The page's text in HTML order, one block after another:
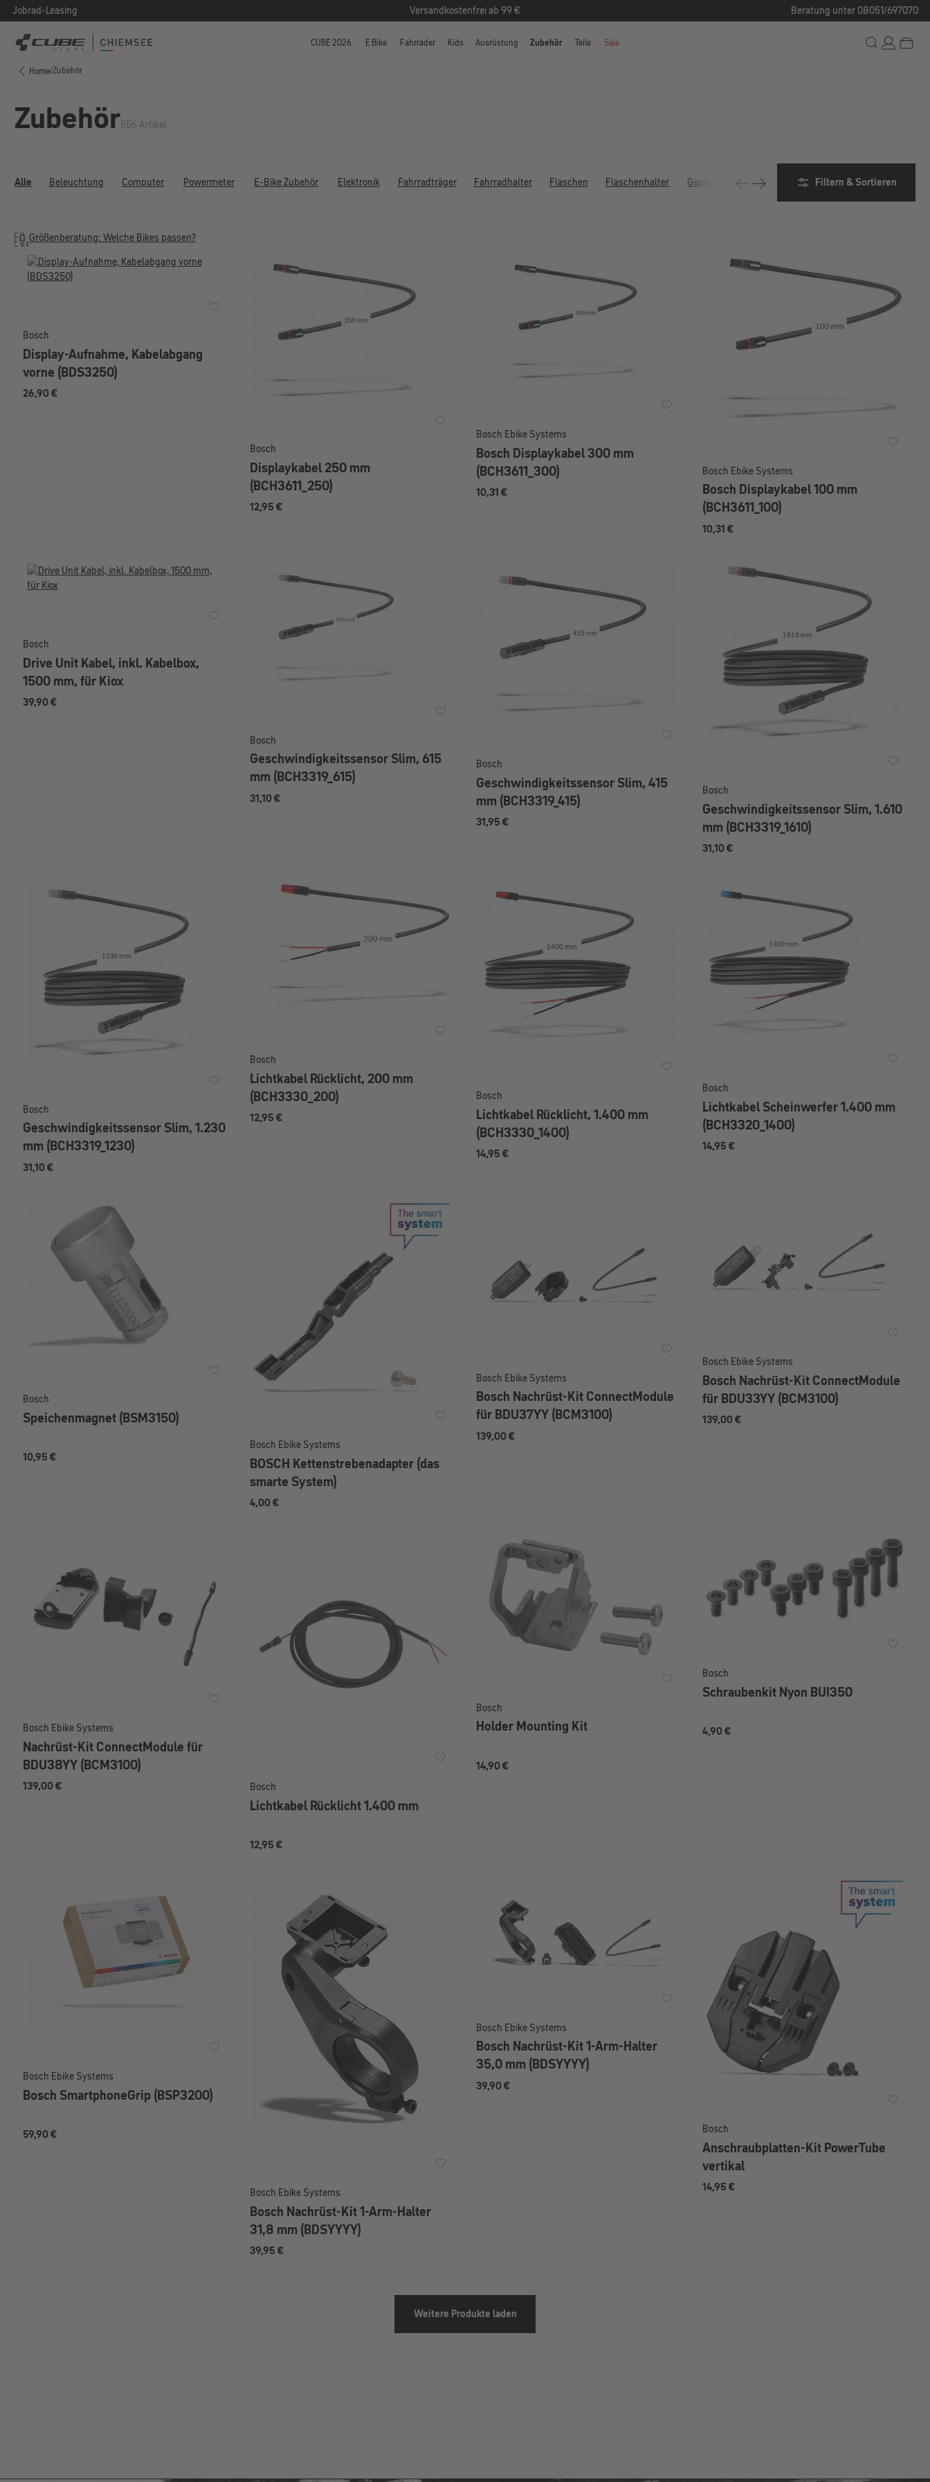
Hauptinhalt springen
Zur Suche springen
Zur Hauptnavigation springen
Jobrad-Leasing Versandkostenfrei ab 99 € Beratung unter 08051/697070
CUBE 2026 E Bike Fahrräder Kids Ausrüstung Zubehör Teile Sale
Home/Zubehör
Zubehör556 Artikel
Alle Beleuchtung Computer Powermeter E-Bike Zubehör Elektronik Fahrradträger Fahrradhalter Flaschen Flaschenhalter Gepäckträger Klingeln Körbe Montageständer
Filtern & Sortieren
Größenberatung: Welche Bikes passen?
Bosch
Display-Aufnahme, Kabelabgang
vorne (BDS3250)
26,90 €
Bosch
Displaykabel 250 mm
(BCH3611_250)
12,95 €
Bosch Ebike Systems
Bosch Displaykabel 300 mm
(BCH3611_300)
10,31 €
Bosch Ebike Systems
Bosch Displaykabel 100 mm
(BCH3611_100)
10,31 €
Bosch
Drive Unit Kabel, inkl. Kabelbox,
1500 mm, für Kiox
39,90 €
Bosch
Geschwindigkeitssensor Slim, 615
mm (BCH3319_615)
31,10 €
Bosch
Geschwindigkeitssensor Slim, 415
mm (BCH3319_415)
31,95 €
Bosch
Geschwindigkeitssensor Slim, 1.610
mm (BCH3319_1610)
31,10 €
Bosch
Geschwindigkeitssensor Slim, 1.230
mm (BCH3319_1230)
31,10 €
Bosch
Lichtkabel Rücklicht, 200 mm
(BCH3330_200)
12,95 €
Bosch
Lichtkabel Rücklicht, 1.400 mm
(BCH3330_1400)
14,95 €
Bosch
Lichtkabel Scheinwerfer 1.400 mm
(BCH3320_1400)
14,95 €
Bosch
Speichenmagnet (BSM3150)
10,95 €
Bosch Ebike Systems
BOSCH Kettenstrebenadapter (das
smarte System)
4,00 €
Bosch Ebike Systems
Bosch Nachrüst-Kit ConnectModule
für BDU37YY (BCM3100)
139,00 €
Bosch Ebike Systems
Bosch Nachrüst-Kit ConnectModule
für BDU33YY (BCM3100)
139,00 €
Bosch Ebike Systems
Nachrüst-Kit ConnectModule für
BDU38YY (BCM3100)
139,00 € Bosch
Lichtkabel Rücklicht 1.400 mm
12,95 €
Bosch
Holder Mounting Kit
14,90 €
Bosch
Schraubenkit Nyon BUI350
4,90 €
Bosch Ebike Systems
Bosch SmartphoneGrip (BSP3200)
59,90 €
Bosch Ebike Systems
Bosch Nachrüst-Kit 1-Arm-Halter
31,8 mm (BDSYYYY)
39,95 €
Bosch Ebike Systems
Bosch Nachrüst-Kit 1-Arm-Halter
35,0 mm (BDSYYYY)
39,90 €
Bosch
Anschraubplatten-Kit PowerTube
vertikal
14,95 €
Weitere Produkte laden